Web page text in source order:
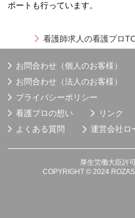
ポートも行っています。
看護師求人の看護プロ
お問合わせ（個人のお客様）
お問合わせ（法人のお客様）
プライバシーポリシー
看護プロの想い
リンク
よくある質問
運営会社ロ
厚生労働大臣許
COPYRIGHT © 2024